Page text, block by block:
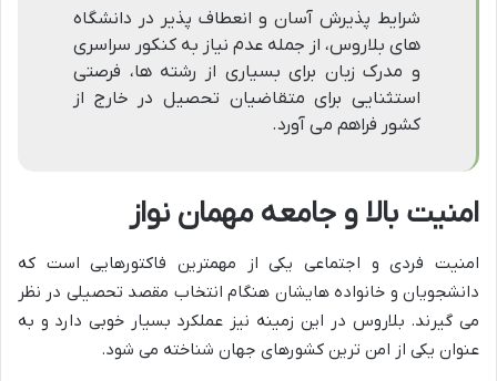
شرایط پذیرش آسان و انعطاف پذیر در دانشگاه
های بلاروس، از جمله عدم نیاز به کنکور سراسری
و مدرک زبان برای بسیاری از رشته ها، فرصتی
استثنایی برای متقاضیان تحصیل در خارج از
کشور فراهم می آورد.
امنیت بالا و جامعه مهمان نواز
امنیت فردی و اجتماعی یکی از مهمترین فاکتورهایی است که
دانشجویان و خانواده هایشان هنگام انتخاب مقصد تحصیلی در نظر
می گیرند. بلاروس در این زمینه نیز عملکرد بسیار خوبی دارد و به
عنوان یکی از امن ترین کشورهای جهان شناخته می شود.